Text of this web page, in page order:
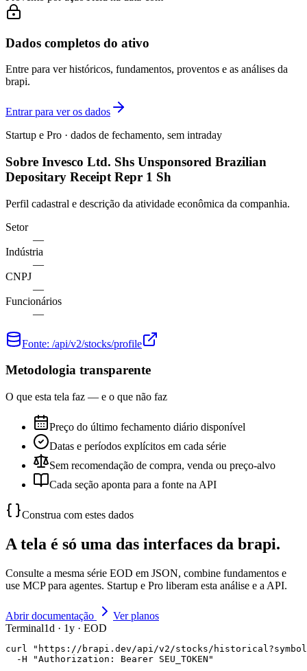
Dados completos do ativo
Entre para ver históricos, fundamentos, proventos e as análises da
brapi.
Entrar para ver os dados
Startup e Pro · dados de fechamento, sem intraday
Sobre Invesco Ltd. Shs Unsponsored Brazilian
Depositary Receipt Repr 1 Sh
Perfil cadastral e descrição da atividade econômica da companhia.
Setor
—
Indústria
—
CNPJ
—
Funcionários
—
Fonte: /api/v2/stocks/profile
Metodologia transparente
O que esta tela faz — e o que não faz
Preço do último fechamento diário disponível
Datas e períodos explícitos em cada série
Sem recomendação de compra, venda ou preço-alvo
Cada seção aponta para a fonte na API
Construa com estes dados
A tela é só uma das interfaces da brapi.
Consulte a mesma série EOD em JSON, combine fundamentos e
use MCP para agentes. Startup e Pro liberam esta análise e a API.
Abrir documentação
Ver planos
Terminal1d · 1y · EOD
curl "https://brapi.dev/api/v2/stocks/
  -H "Authorization: Bearer SEU_TOKEN"